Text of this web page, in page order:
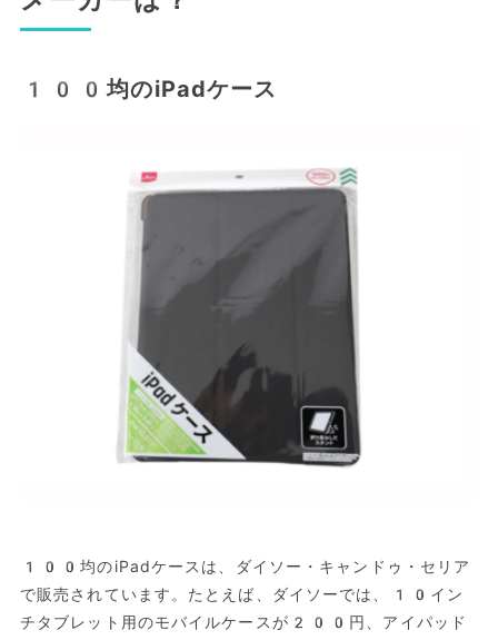
100均のiPadケース
100均のiPadケースは、ダイソー・キャンドゥ・セリア
で販売されています。たとえば、ダイソーでは、10イン
チタブレット用のモバイルケースが200円、アイパッド